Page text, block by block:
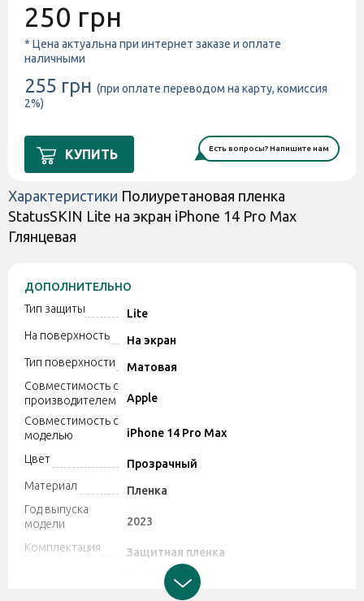
250 грн
* Цена актуальна при интернет заказе и оплате
наличными
255 грн (при оплате переводом на карту, комиссия
2%)
КУПИТЬ Есть вопросы? Напишите нам
Характеристики Полиуретановая пленка
StatusSKIN Lite на экран iPhone 14 Pro Max
Глянцевая
ДОПОЛНИТЕЛЬНО
Тип защиты
Lite
На поверхность
На экран
Тип поверхности
Матовая
Совместимость с
производителем
Apple
Совместимость с
моделью
iPhone 14 Pro Max
Цвет
Прозрачный
Материал
Пленка
Год выпуска
модели
2023
Комплектация
Защитная пленка
Производитель может изменять
характеристики и комплектацию